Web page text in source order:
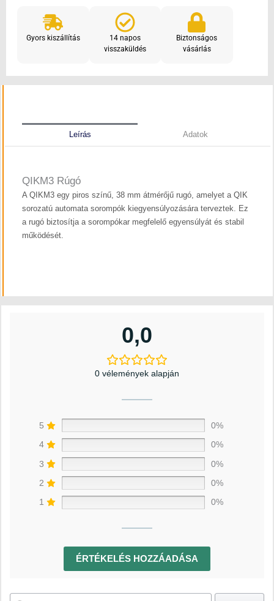
Gyors kiszállítás
14 napos
visszaküldés
Biztonságos
vásárlás
Leírás Adatok
QIKM3 Rúgó
A QIKM3 egy piros színű, 38 mm átmérőjű rugó, amelyet a QIK
sorozatú automata sorompók kiegyensúlyozására terveztek. Ez
a rugó biztosítja a sorompókar megfelelő egyensúlyát és stabil
működését.
0,0
0 vélemények alapján
5
0%
4
0%
3
0%
2
0%
1
0%
ÉRTÉKELÉS HOZZÁADÁSA